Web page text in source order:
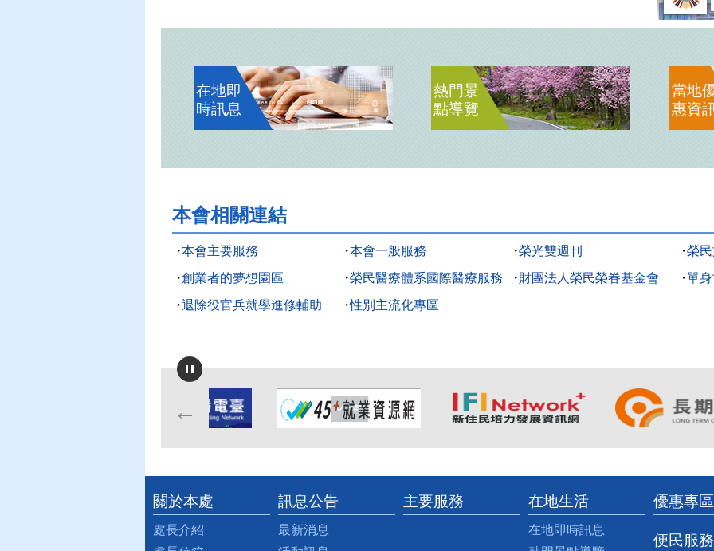
在地即
時訊息
熱門景
點導覽
當地
惠資
本會相關連結
本會主要服務 本會一般服務 榮光雙週刊
榮
創業者的夢想園區
榮民醫療體系國際醫療服務 財團法人榮民榮眷基金會
單
退除役官兵就學進修輔助
性別主流化專區
:::
關於本處
處長介紹
訊息公告
最新消息
主要服務 在地生活
在地即時訊息
優惠專區
便民服務